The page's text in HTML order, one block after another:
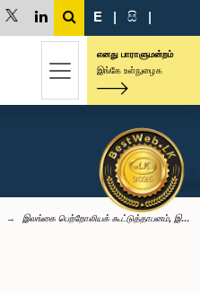
E | සි |
எனது பாராளுமன்றம்
இங்கே உள்நுழைக
இலங்கை பெற்றோலியக் கூட்டுத்தாபனம், இ...